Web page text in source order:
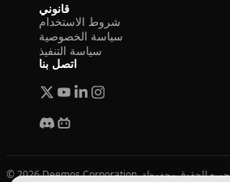
قانوني
شروط الاستخدام
سياسة الخصوصية
سياسة التنفيذ
اتصل بنا
© 2026 Deemos Corporation. جميع الحقوق محفوظة